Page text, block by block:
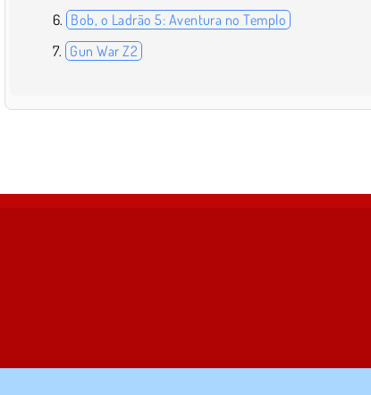
Bob, o Ladrão 5: Aventura no Templo
Gun War Z2